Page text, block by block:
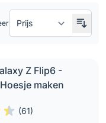
Z Flip6 -
maken
(61)